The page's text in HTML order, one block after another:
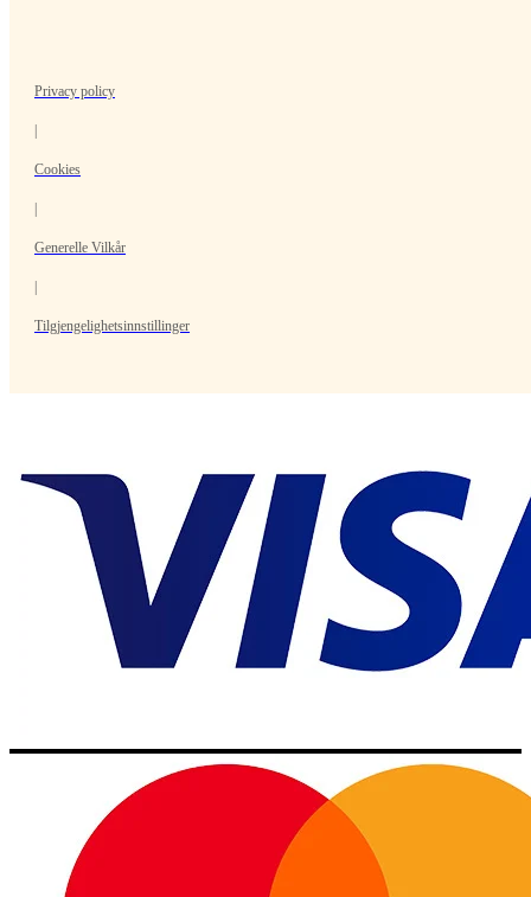
Privacy policy
Cookies
Generelle Vilkår
Tilgjengelighetsinnstillinger